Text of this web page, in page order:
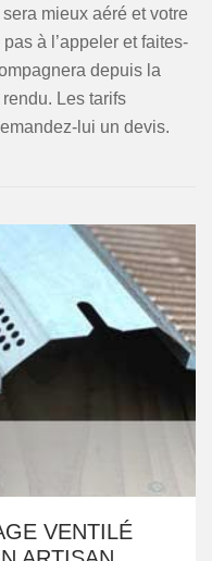
mieux aéré et votre
à l’appeler et faites-
depuis la
Les tarifs
lui un devis.
VENTILÉ